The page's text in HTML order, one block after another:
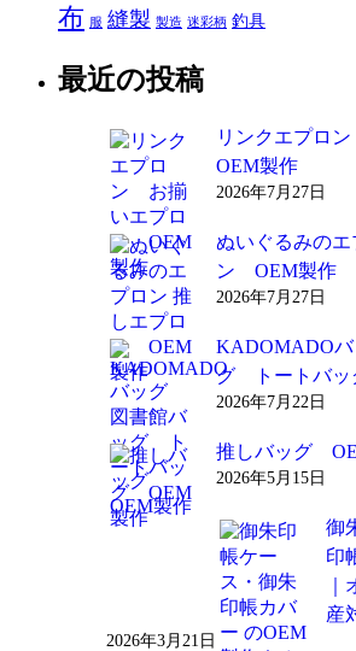
布 服 縫製 製造 迷彩柄 釣具
最近の投稿
リンクエプロ
OEM製作
2026年7月27日
ぬいぐるみのエ
ン OEM製作
2026年7月27日
KADOMADO
グ トートバ
2026年7月22日
推しバッグ
2026年5月15日
御
印
産
2026年3月21日